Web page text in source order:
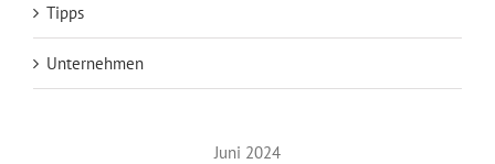
Tipps
Unternehmen
Juni 2024